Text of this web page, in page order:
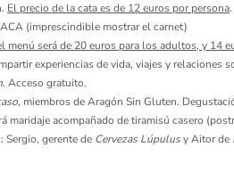
El precio de la cata es de 12 euros por persona.
(imprescindible mostrar el carnet)
menú será de 20 euros para los adultos, y 14
experiencias de vida, viajes y relaciones
. Acceso gratuito.
, miembros de Aragón Sin Gluten.
maridaje acompañado de tiramisú casero
Sergio, gerente de Cervezas Lúpulusy Aitor de